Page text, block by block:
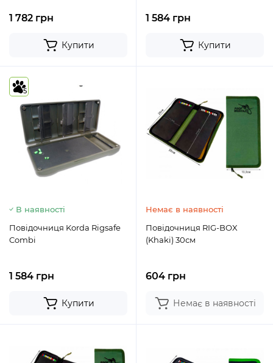
1 782 грн
Купити
1 584 грн
Купити
5
В наявності
Повідочниця Korda Rigsafe
Combi
1 584 грн
Купити
Немає в наявності
Повідочниця RIG-BOX
(Khaki) 30см
604 грн
Немає в наявності